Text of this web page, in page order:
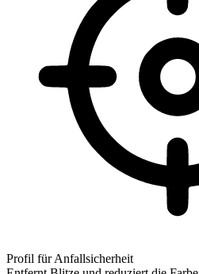
Profil für Anfallsicherheit